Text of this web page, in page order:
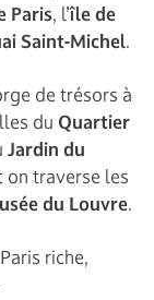
Paris, l’île de
Saint-Michel.
de trésors à
du Quartier
Jardin du
on traverse les
du Louvre.
riche,